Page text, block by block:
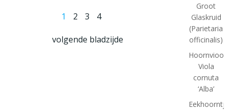
Berichten
navigatie
Pagina
1 Pagina
2 Pagina
3 Pagina
4
Berichten
volgende bladzijde
Groot
Glaskruid
(Parietaria
officinalis)
Viola
cornuta
‘Alba’